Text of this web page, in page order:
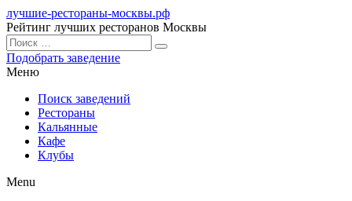
лучшие-рестораны-москвы.рф
Рейтинг лучших ресторанов Москвы
Подобрать заведение
Меню
Поиск заведений
Рестораны
Кальянные
Кафе
Клубы
Menu